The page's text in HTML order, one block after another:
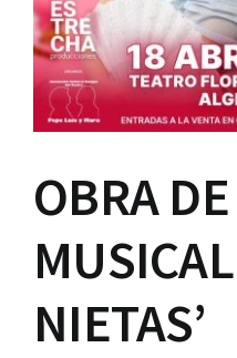
OBRA
NIETAS’